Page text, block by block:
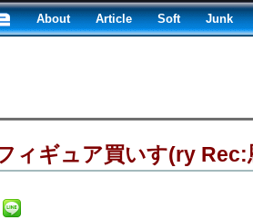
About Article Soft Junk
ィギュア買いす(ry Rec: